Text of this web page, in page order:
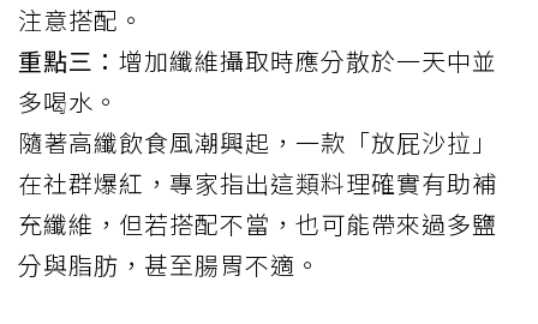
注意搭配。
重點三： 增加纖維攝取時應分散於一天中並
多喝水。
隨著高纖飲食風潮興起，一款「放屁沙拉」
在社群爆紅，專家指出這類料理確實有助補
充纖維，但若搭配不當，也可能帶來過多鹽
分與脂肪，甚至腸胃不適。